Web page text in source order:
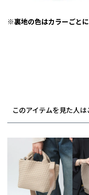
※裏地の色はカラーごとに
このアイテムを見た人